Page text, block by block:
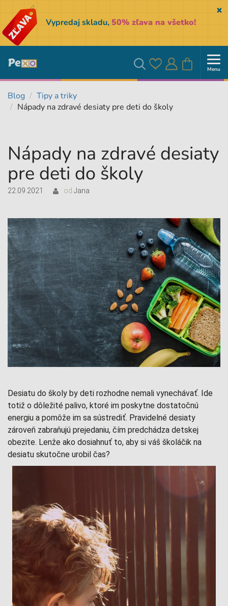
Vypredaj skladu, 50% zľava na všetko!
Vyhľadávanie
Obľúbené
Prihlásiť
sa
Košík Menu
Blog
Tipy a triky
Nápady na zdravé desiaty pre deti do školy
Nápady na zdravé desiaty
pre deti do školy
22.09.2021 od Jana
Desiatu do školy by deti rozhodne nemali vynechávať. Ide
totiž o dôležité palivo, ktoré im poskytne dostatočnú
energiu a pomôže im sa sústrediť. Pravidelné desiaty
zároveň zabraňujú prejedaniu, čím predchádza detskej
obezite. Lenže ako dosiahnuť to, aby si váš školáčik na
desiatu skutočne urobil čas?